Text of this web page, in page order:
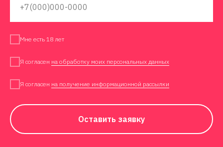
Мне есть 18 лет
Я согласен на обработку моих персональных данных
Я согласен на получение информационной рассылки
Оставить заявку